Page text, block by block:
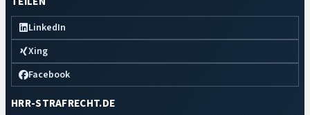
LinkedIn
Xing
Facebook
HRR-STRAFRECHT.DE